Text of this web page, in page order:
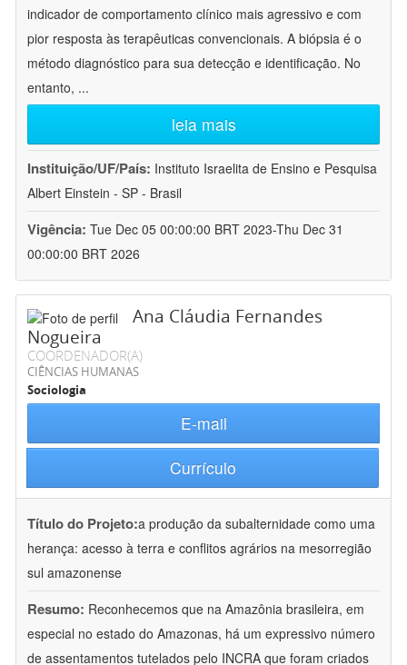
indicador de comportamento clínico mais agressivo e com
pior resposta às terapêuticas convencionais. A biópsia é o
método diagnóstico para sua detecção e identificação. No
entanto, ...
leia mais
Instituição/UF/País: Instituto Israelita de Ensino e Pesquisa
Albert Einstein - SP - Brasil
Vigência: Tue Dec 05 00:00:00 BRT 2023-Thu Dec 31
00:00:00 BRT 2026
Ana Cláudia Fernandes
Nogueira
COORDENADOR(A)
CIÊNCIAS HUMANAS
Sociologia
E-mail
Currículo
Título do Projeto:a produção da subalternidade como uma
herança: acesso à terra e conflitos agrários na mesorregião
sul amazonense
Resumo: Reconhecemos que na Amazônia brasileira, em
especial no estado do Amazonas, há um expressivo número
de assentamentos tutelados pelo INCRA que foram criados